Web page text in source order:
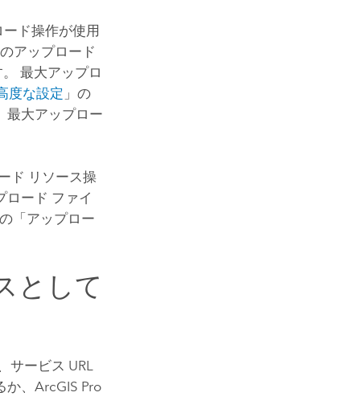
ド操作が使用
アップロード
最大アップロ
度な設定 」の
最大アップロー
ド リソース操
ロード ファイ
の「アップロー
として
ービス URL
か、ArcGIS Pro